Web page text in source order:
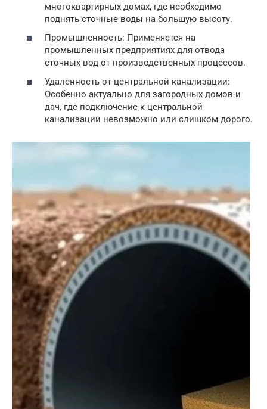
многоквартирных домах, где необходимо
поднять сточные воды на большую высоту.
Промышленность: Применяется на
промышленных предприятиях для отвода
сточных вод от производственных процессов.
Удаленность от центральной канализации:
Особенно актуально для загородных домов и
дач, где подключение к центральной
канализации невозможно или слишком дорого.